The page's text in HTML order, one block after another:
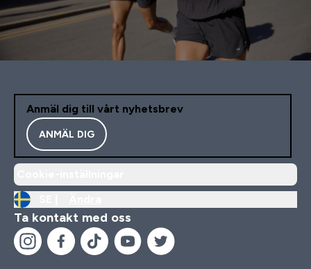
Anmäl dig till vårt nyhetsbrev
ANMÄL DIG
Ta kontakt med oss